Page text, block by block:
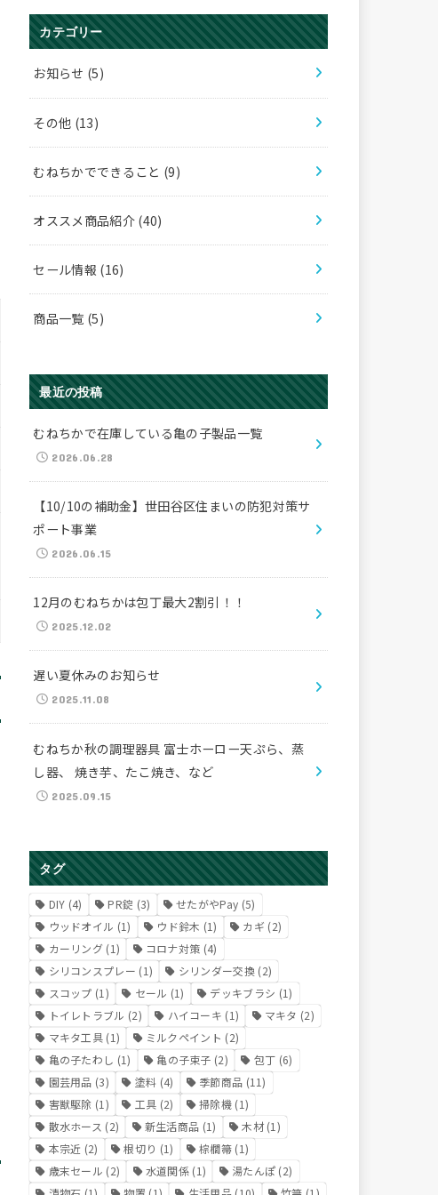
カテゴリー
お知らせ (5)
その他 (13)
むねちかでできること (9)
オススメ商品紹介 (40)
セール情報 (16)
商品一覧 (5)
最近の投稿
むねちかで在庫している亀の子製品一覧
2026.06.28
【10/10の補助金】世田谷区住まいの防犯対策サ
ポート事業
2026.06.15
12月のむねちかは包丁最大2割引！！
2025.12.02
遅い夏休みのお知らせ
2025.11.08
むねちか秋の調理器具 富士ホーロー天ぷら、蒸
し器、 焼き芋、たこ焼き、など
2025.09.15
タグ
DIY (4) PR錠 (3) せたがやPay (5)
ウッドオイル (1) ウド鈴木 (1) カギ (2)
カーリング (1) コロナ対策 (4)
シリコンスプレー (1) シリンダー交換(2)
スコップ (1) セール (1) デッキブラシ (1)
トイレトラブル (2) ハイコーキ (1) マキタ (2)
マキタ工具 (1) ミルクペイント (2)
亀の子たわし (1) 亀の子束子 (2) 包丁 (6)
園芸用品 (3) 塗料 (4) 季節商品 (11)
害獣駆除 (1) 工具 (2) 掃除機 (1)
散水ホース (2) 新生活商品 (1) 木材(1)
本宗近 (2) 根切り (1) 棕櫚箒 (1)
歳末セール (2) 水道関係 (1) 湯たんぽ (2)